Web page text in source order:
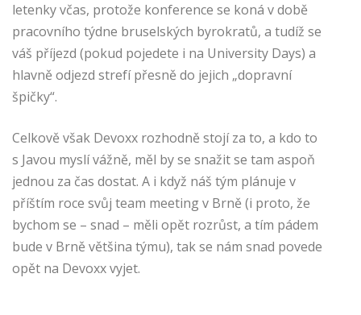
letenky včas, protože konference se koná v době
pracovního týdne bruselských byrokratů, a tudíž se
váš příjezd (pokud pojedete i na University Days) a
hlavně odjezd strefí přesně do jejich „dopravní
špičky“.
Celkově však Devoxx rozhodně stojí za to, a kdo to
s Javou myslí vážně, měl by se snažit se tam aspoň
jednou za čas dostat. A i když náš tým plánuje v
příštím roce svůj team meeting v Brně (i proto, že
bychom se – snad – měli opět rozrůst, a tím pádem
bude v Brně většina týmu), tak se nám snad povede
opět na Devoxx vyjet.